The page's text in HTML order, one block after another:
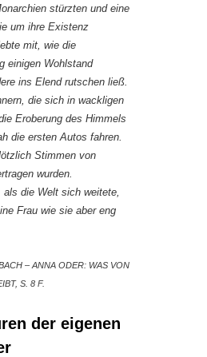
stürzten und eine
um ihre Existenz
mit, wie die
einigen Wohlstand
ins Elend rutschen ließ.
die sich in wackligen
Eroberung des Himmels
die ersten Autos fahren.
Stimmen von
wurden.
als die Welt sich weitete,
Frau wie sie aber eng
– ANNA ODER: WAS VON E
S. 8 F.
der eigenen